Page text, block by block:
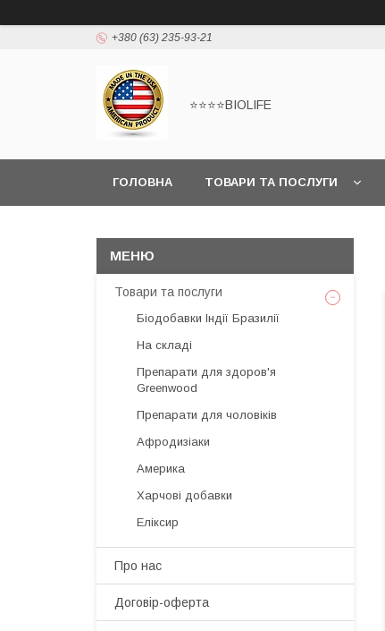
+380 (63) 235-93-21
⭐⭐⭐⭐BIOLIFE
ГОЛОВНА ТОВАРИ ТА ПОСЛУГИ
Товари та послуги
Біодобавки Індії Бразилії
На складі
Препарати для здоров'я
Greenwood
Препарати для чоловіків
Афродизіаки
Америка
Харчові добавки
Еліксир
Про нас
Договір-оферта